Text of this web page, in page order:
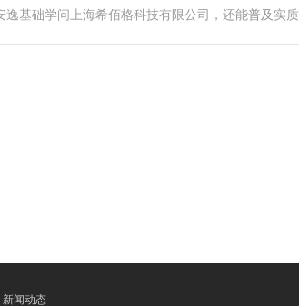
基础学问上海希佰格科技有限公司，还能普及实
新闻动态